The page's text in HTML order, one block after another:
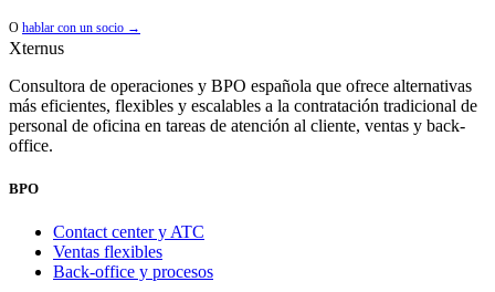
O hablar con un socio →
Xternus
Consultora de operaciones y BPO española que ofrece alternativas
más eficientes, flexibles y escalables a la contratación tradicional de
personal de oficina en tareas de atención al cliente, ventas y back-
office.
BPO
Contact center y ATC
Ventas flexibles
Back-office y procesos